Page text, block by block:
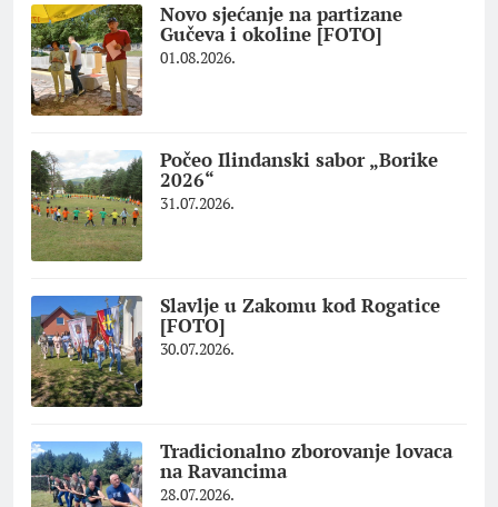
Novo sjećanje na partizane
Gučeva i okoline [FOTO]
01.08.2026.
Počeo Ilindanski sabor „Borike
2026“
31.07.2026.
Slavlje u Zakomu kod Rogatice
[FOTO]
30.07.2026.
Tradicionalno zborovanje lovaca
na Ravancima
28.07.2026.